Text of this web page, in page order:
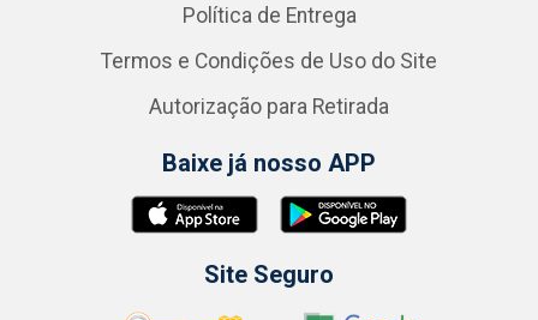
Política de Entrega
Termos e Condições de Uso do Site
Autorização para Retirada
Baixe já nosso APP
Site Seguro